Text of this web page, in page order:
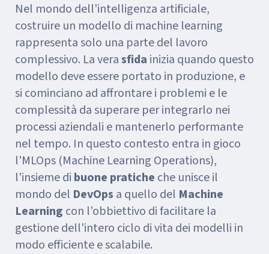
Nel mondo dell'intelligenza artificiale,
costruire un modello di machine learning
rappresenta solo una parte del lavoro
complessivo. La verasfida inizia quando questo
modello deve essere portato in produzione, e
si cominciano ad affrontare i problemi e le
complessità da superare per integrarlo nei
processi aziendali e mantenerlo performante
nel tempo. In questo contesto entra in gioco
l'MLOps (Machine Learning Operations),
l'insieme di buone pratiche che unisce il
mondo del DevOps a quello del Machine
Learning con l’obbiettivo di facilitare la
gestione dell'intero ciclo di vita dei modelli in
modo efficiente e scalabile.